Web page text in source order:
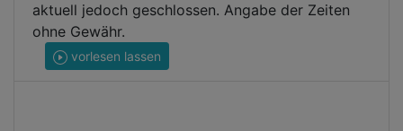
aktuell jedoch geschlossen. Angabe der Zeiten
ohne Gewähr.
vorlesen lassen